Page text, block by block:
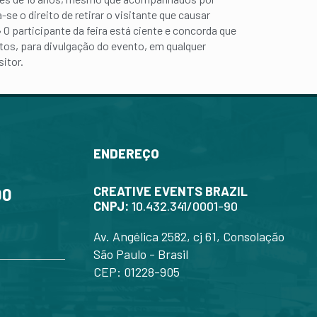
se o direito de retirar o visitante que causar
participante da feira está ciente e concorda que
para divulgação do evento, em qualquer
ENDEREÇO
CREATIVE EVENTS BRAZIL
CNPJ: 10.432.341/0001-90
Av. Angélica 2582, cj 61, Consolação
São Paulo - Brasil
CEP: 01228-905